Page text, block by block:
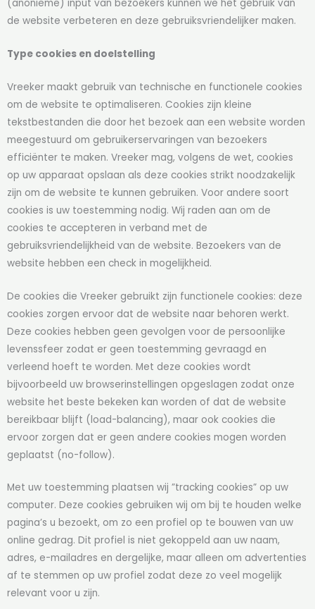
(anonieme) input van bezoekers kunnen we het gebruik van
de website verbeteren en deze gebruiksvriendelijker maken.
Type cookies en doelstelling
Vreeker maakt gebruik van technische en functionele cookies
om de website te optimaliseren. Cookies zijn kleine
tekstbestanden die door het bezoek aan een website worden
meegestuurd om gebruikerservaringen van bezoekers
efficiënter te maken. Vreeker mag, volgens de wet, cookies
op uw apparaat opslaan als deze cookies strikt noodzakelijk
zijn om de website te kunnen gebruiken. Voor andere soort
cookies is uw toestemming nodig. Wij raden aan om de
cookies te accepteren in verband met de
gebruiksvriendelijkheid van de website. Bezoekers van de
website hebben een check in mogelijkheid.
De cookies die Vreeker gebruikt zijn functionele cookies: deze
cookies zorgen ervoor dat de website naar behoren werkt.
Deze cookies hebben geen gevolgen voor de persoonlijke
levenssfeer zodat er geen toestemming gevraagd en
verleend hoeft te worden. Met deze cookies wordt
bijvoorbeeld uw browserinstellingen opgeslagen zodat onze
website het beste bekeken kan worden of dat de website
bereikbaar blijft (load-balancing), maar ook cookies die
ervoor zorgen dat er geen andere cookies mogen worden
geplaatst (no-follow).
Met uw toestemming plaatsen wij ”tracking cookies” op uw
computer. Deze cookies gebruiken wij om bij te houden welke
pagina’s u bezoekt, om zo een profiel op te bouwen van uw
online gedrag. Dit profiel is niet gekoppeld aan uw naam,
adres, e-mailadres en dergelijke, maar alleen om advertenties
af te stemmen op uw profiel zodat deze zo veel mogelijk
relevant voor u zijn.